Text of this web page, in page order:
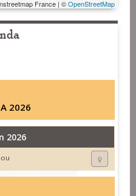
France | ©OpenStreetMap
2026
2026